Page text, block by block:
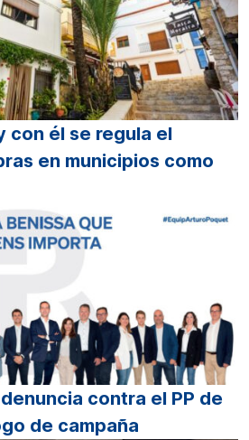
con él se regula el
en municipios como
contra el PP de
de campaña